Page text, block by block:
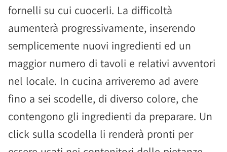
fornelli su cui cuocerli. La difficoltà
aumenterà progressivamente, inserendo
semplicemente nuovi ingredienti ed un
maggior numero di tavoli e relativi avventori
nel locale. In cucina arriveremo ad avere
fino a sei scodelle, di diverso colore, che
contengono gli ingredienti da preparare. Un
click sulla scodella li renderà pronti per